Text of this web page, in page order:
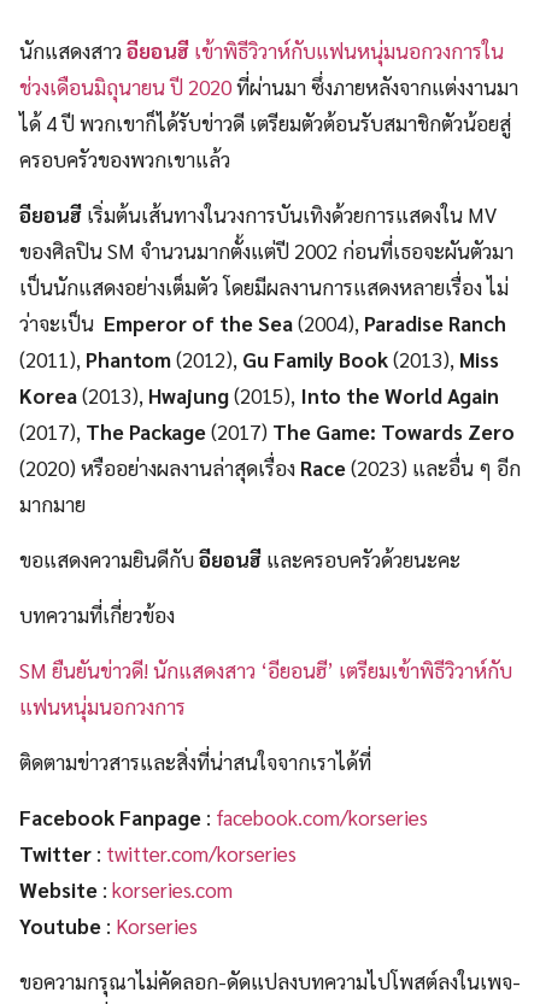
นักแสดงสาวอียอนฮี เข้าพิธีวิวาห์กับแฟนหนุ่มนอกวงการใน
ช่วงเดือนมิถุนายน ปี 2020ที่ผ่านมา ซึ่งภายหลังจากแต่งงานมา
ได้ 4 ปี พวกเขาก็ได้รับข่าวดี เตรียมตัวต้อนรับสมาชิกตัวน้อยสู่
ครอบครัวของพวกเขาแล้ว
อียอนฮี เริ่มต้นเส้นทางในวงการบันเทิงด้วยการแสดงใน MV
ของศิลปิน SM จำนวนมากตั้งแต่ปี 2002 ก่อนที่เธอจะผันตัวมา
เป็นนักแสดงอย่างเต็มตัว โดยมีผลงานการแสดงหลายเรื่อง ไม่
ว่าจะเป็น Emperor of the Sea(2004), Paradise Ranch
(2011), Phantom(2012), Gu Family Book(2013), Miss
Korea(2013), Hwajung(2015), Into the World Again
(2017), The Package(2017) The Game: Towards Zero
(2020) หรืออย่างผลงานล่าสุดเรื่อง Race(2023) และอื่น ๆ อีก
มากมาย
ขอแสดงความยินดีกับอียอนฮี และครอบครัวด้วยนะคะ
บทความที่เกี่ยวข้อง
SM ยืนยันข่าวดี! นักแสดงสาว ‘อียอนฮี’ เตรียมเข้าพิธีวิวาห์กับ
แฟนหนุ่มนอกวงการ
ติดตามข่าวสารและสิ่งที่น่าสนใจจากเราได้ที่
Facebook Fanpage : facebook.com/korseries
Twitter : twitter.com/korseries
Website : korseries.com
Youtube : Korseries
ขอความกรุณาไม่คัดลอก-ดัดแปลงบทความไปโพสต์ลงในเพจ-